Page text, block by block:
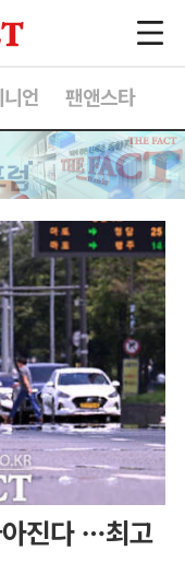
언 팬앤스타
진다 …최고